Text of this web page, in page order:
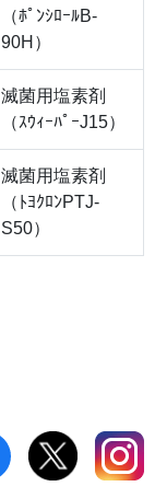
（ﾎﾟﾝｼﾛｰﾙB-
90H）
滅菌用塩素剤
（ｽｳｨｰﾊﾟｰJ15）
滅菌用塩素剤
（ﾄﾖｸﾛﾝPTJ-
S50）